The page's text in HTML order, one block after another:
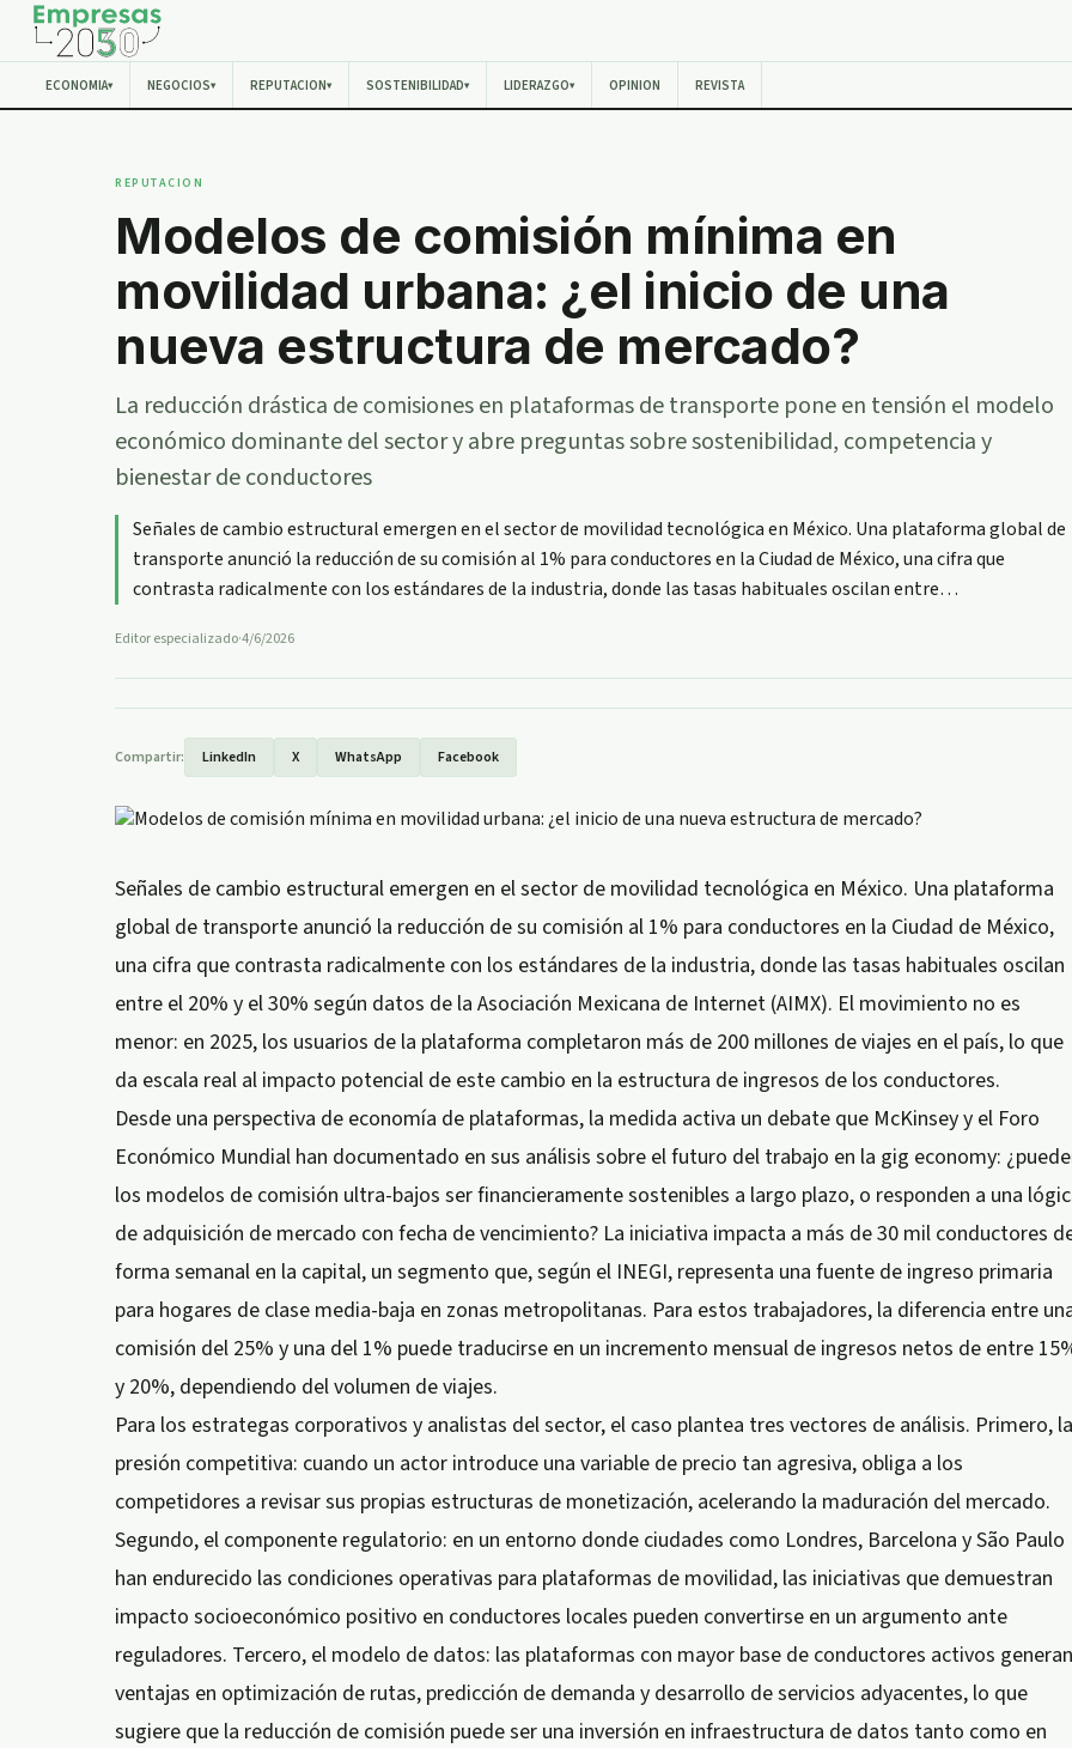
ECONOMIA▾ NEGOCIOS▾ REPUTACION▾ SOSTENIBILIDAD▾ LIDERAZGO▾ OPINION REVISTA
REPUTACION
Modelos de comisión mínima en
movilidad urbana: ¿el inicio de una
nueva estructura de mercado?
La reducción drástica de comisiones en plataformas de transporte pone en tensión el modelo
económico dominante del sector y abre preguntas sobre sostenibilidad, competencia y
bienestar de conductores
Señales de cambio estructural emergen en el sector de movilidad tecnológica en México. Una plataforma global de
transporte anunció la reducción de su comisión al 1% para conductores en la Ciudad de México, una cifra que
contrasta radicalmente con los estándares de la industria, donde las tasas habituales oscilan entre…
Editor especializado·4/6/2026
Compartir: LinkedIn X WhatsApp Facebook
Señales de cambio estructural emergen en el sector de movilidad tecnológica en México. Una plataforma
global de transporte anunció la reducción de su comisión al 1% para conductores en la Ciudad de México,
una cifra que contrasta radicalmente con los estándares de la industria, donde las tasas habituales oscilan
entre el 20% y el 30% según datos de la Asociación Mexicana de Internet (AIMX). El movimiento no es
menor: en 2025, los usuarios de la plataforma completaron más de 200 millones de viajes en el país, lo que
da escala real al impacto potencial de este cambio en la estructura de ingresos de los conductores.
Desde una perspectiva de economía de plataformas, la medida activa un debate que McKinsey y el Foro
Económico Mundial han documentado en sus análisis sobre el futuro del trabajo en la gig economy:
los modelos de comisión ultra-bajos ser financieramente sostenibles a largo plazo, o responden a una
de adquisición de mercado con fecha de vencimiento? La iniciativa impacta a más de 30 mil conductores
forma semanal en la capital, un segmento que, según el INEGI, representa una fuente de ingreso primaria
para hogares de clase media-baja en zonas metropolitanas. Para estos trabajadores, la diferencia entre
comisión del 25% y una del 1% puede traducirse en un incremento mensual de ingresos netos de entre
y 20%, dependiendo del volumen de viajes.
Para los estrategas corporativos y analistas del sector, el caso plantea tres vectores de análisis. Primero, la
presión competitiva: cuando un actor introduce una variable de precio tan agresiva, obliga a los
competidores a revisar sus propias estructuras de monetización, acelerando la maduración del mercado.
Segundo, el componente regulatorio: en un entorno donde ciudades como Londres, Barcelona y São Paulo
han endurecido las condiciones operativas para plataformas de movilidad, las iniciativas que demuestran
impacto socioeconómico positivo en conductores locales pueden convertirse en un argumento ante
reguladores. Tercero, el modelo de datos: las plataformas con mayor base de conductores activos generan
ventajas en optimización de rutas, predicción de demanda y desarrollo de servicios adyacentes, lo que
sugiere que la reducción de comisión puede ser una inversión en infraestructura de datos tanto como en